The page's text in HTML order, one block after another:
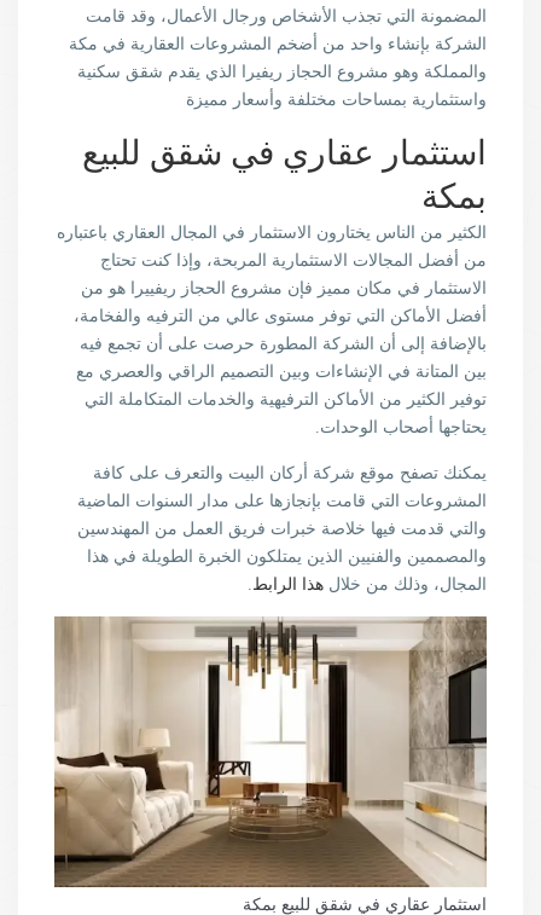
المضمونة التي تجذب الأشخاص ورجال الأعمال، وقد قامت
الشركة بإنشاء واحد من أضخم المشروعات العقارية في مكة
والمملكة وهو مشروع الحجاز ريفيرا الذي يقدم شقق سكنية
واستثمارية بمساحات مختلفة وأسعار مميزة
استثمار عقاري في شقق للبيع
بمكة
الكثير من الناس يختارون الاستثمار في المجال العقاري باعتباره
من أفضل المجالات الاستثمارية المربحة، وإذا كنت تحتاج
الاستثمار في مكان مميز فإن مشروع الحجاز ريفييرا هو من
أفضل الأماكن التي توفر مستوى عالي من الترفيه والفخامة،
بالإضافة إلى أن الشركة المطورة حرصت على أن تجمع فيه
بين المتانة في الإنشاءات وبين التصميم الراقي والعصري مع
توفير الكثير من الأماكن الترفيهية والخدمات المتكاملة التي
يحتاجها أصحاب الوحدات.
يمكنك تصفح موقع شركة أركان البيت والتعرف على كافة
المشروعات التي قامت بإنجازها على مدار السنوات الماضية
والتي قدمت فيها خلاصة خبرات فريق العمل من المهندسين
والمصممين والفنيين الذين يمتلكون الخبرة الطويلة في هذا
المجال، وذلك من خلال هذا الرابط.
استثمار عقاري في شقق للبيع بمكة